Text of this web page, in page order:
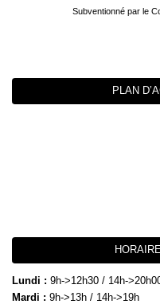
Subventionné par le
PLAN
Lundi : 9h->12h30 / 14h-
Mardi : 9h->13h / 14h->19h